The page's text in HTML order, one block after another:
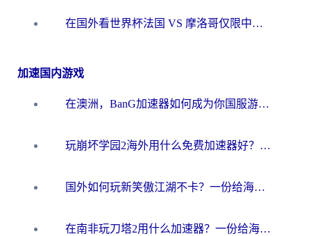
在国外看世界杯法国 VS 摩洛哥仅限中国大陆？海外党这样看中文解说赛事不卡顿
加速国内游戏
在澳洲，BanG加速器如何成为你国服游戏的“时光机”？
玩崩坏学园2海外用什么免费加速器好？2026海外党亲测国服游戏加速指南
国外如何玩新笑傲江湖不卡？一份给海外游子的终极网络指南
在南非玩刀塔2用什么加速器？一份给海外游子的终极生存指南